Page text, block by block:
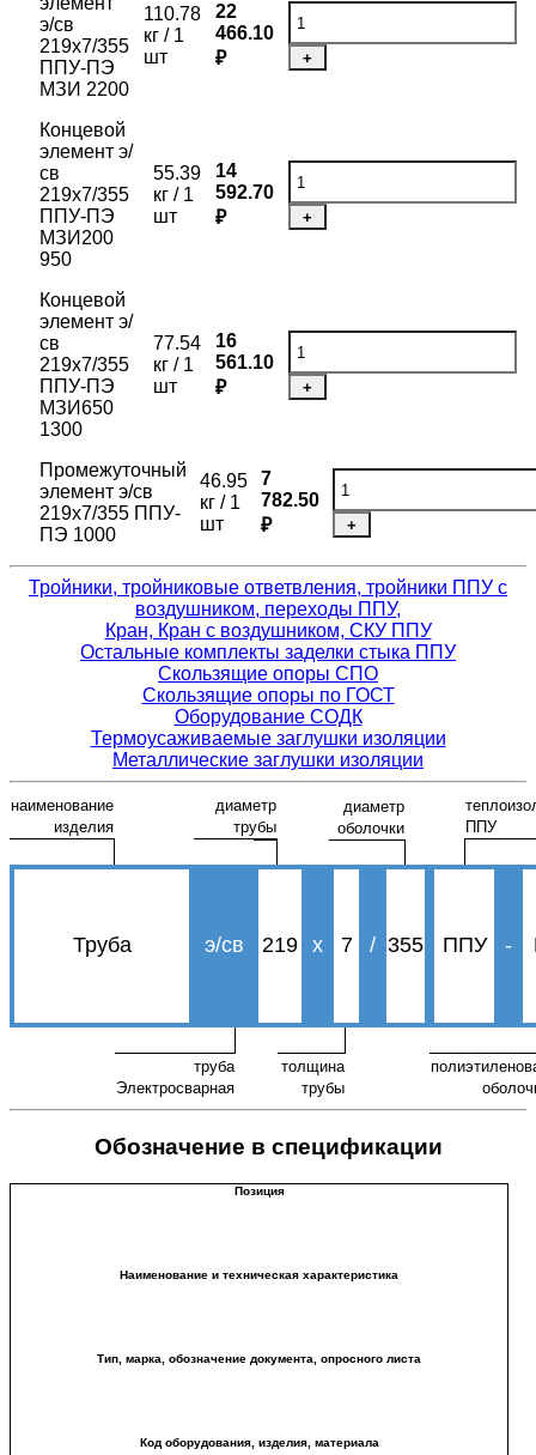
э/св
219х7/355
ППУ-ПЭ
МЗИ 2200
110.78
кг / 1
шт
22
466.10
₽
+
Концевой
элемент э/
св
219х7/355
ППУ-ПЭ
МЗИ200
950
55.39
кг / 1
шт
14
592.70
₽
+
Концевой
элемент э/
св
219х7/355
ППУ-ПЭ
МЗИ650
1300
77.54
кг / 1
шт
16
561.10
₽
+
Промежуточный
элемент э/св
219х7/355 ППУ-
ПЭ 1000
46.95
кг / 1
шт
7
782.50
₽
+
Тройники, тройниковые ответвления, тройники ППУ с
воздушником, переходы ППУ,
Кран, Кран с воздушником, СКУ ППУ
Остальные комплекты заделки стыка ППУ
Скользящие опоры СПО
Скользящие опоры по ГОСТ
Оборудование СОДК
Термоусаживаемые заглушки изоляции
Металлические заглушки изоляции
наименование
изделия
диаметр
трубы
диаметр
оболочки
ППУ
Труба э/св 219 х 7 / 355 ППУ -
труба
Электросварная
толщина
трубы
Обозначение в спецификации
Позиция
Наименование и техническая характеристика
Тип, марка, обозначение документа, опросного листа
Код оборудования, изделия, материала